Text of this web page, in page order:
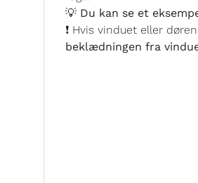
💡 Du kan se et
❗ Hvis vinduet eller
beklædningen fra